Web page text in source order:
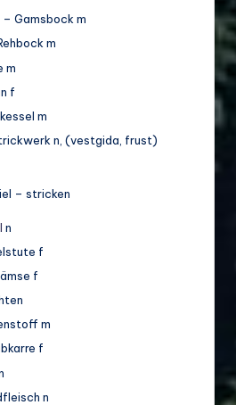
Gamsbock m
m
m
f
m
n, (vestgida, frust)
– stricken
n
f
f
m
f
n